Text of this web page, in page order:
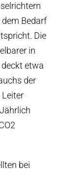
Bedarf
Die
in
etwa
der
Leiter
bei